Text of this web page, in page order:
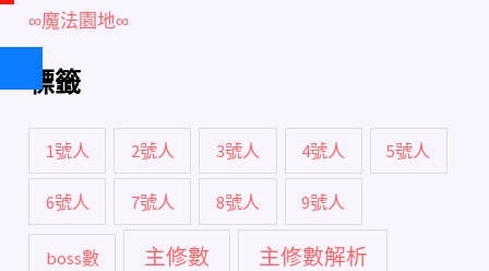
∞魔法園地∞
標籤
1號人 2號人 3號人 4號人 5號人
6號人 7號人 8號人 9號人
boss數 主修數 主修數解析